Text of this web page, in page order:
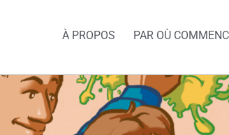
À PROPOS PAR OÙ